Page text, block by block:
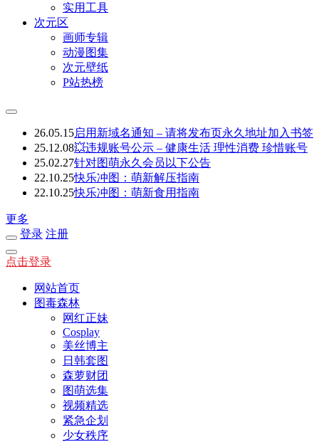
实用工具
次元区
画师专辑
动漫图集
次元壁纸
P站热榜
26.05.15启用新域名通知 – 请将发布页永久地址加入书签
25.12.08💥违规账号公示 – 健康生活 理性消费 珍惜账号
25.02.27针对图萌永久会员以下公告
22.10.25快乐冲图：萌新解压指南
22.10.25快乐冲图：萌新食用指南
更多
登录 注册
点击登录
网站首页
图毒森林
网红正妹
Cosplay
美丝博主
日韩套图
森萝财团
图萌选集
视频精选
紧急企划
少女秩序